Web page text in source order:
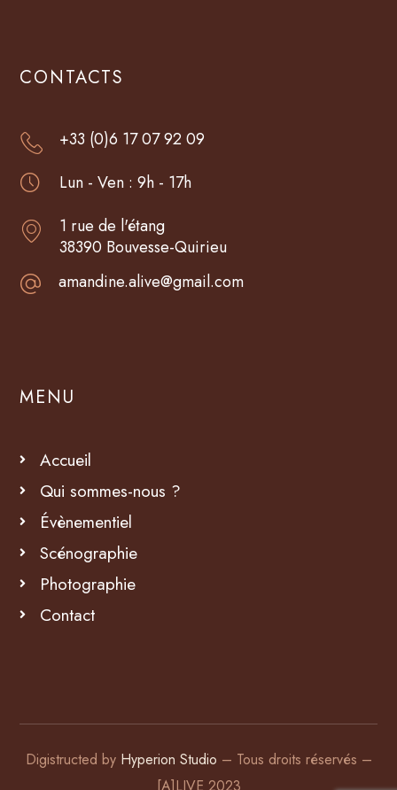
CONTACTS
+33 (0)6 17 07 92 09
Lun - Ven : 9h - 17h
1 rue de l'étang
38390 Bouvesse-Quirieu
amandine.alive@gmail.com
MENU
Accueil
Qui sommes-nous ?
Évènementiel
Scénographie
Photographie
Contact
Digistructed by Hyperion Studio – Tous droits réservés –
[A]LIVE 2023